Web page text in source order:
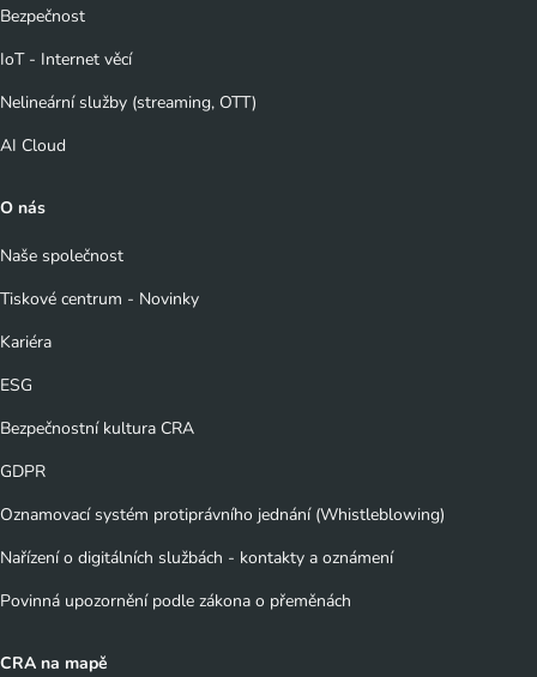
Bezpečnost
IoT - Internet věcí
Nelineární služby (streaming, OTT)
AI Cloud
O nás
Naše společnost
Tiskové centrum - Novinky
Kariéra
ESG
Bezpečnostní kultura CRA
GDPR
Oznamovací systém protiprávního jednání (Whistleblowing)
Nařízení o digitálních službách - kontakty a oznámení
Povinná upozornění podle zákona o přeměnách
CRA na mapě